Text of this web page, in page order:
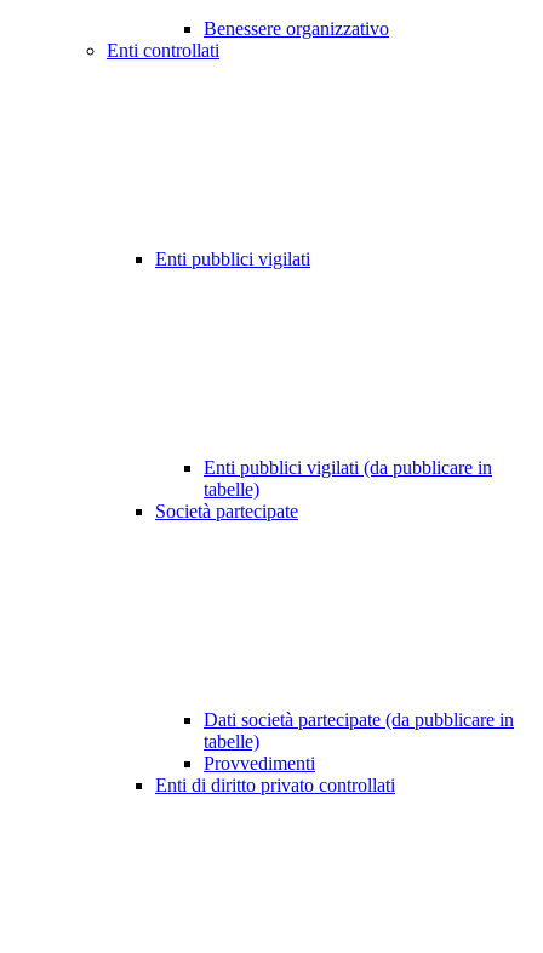
Benessere organizzativo
Enti controllati
Enti pubblici vigilati
Enti pubblici vigilati (da pubblicare in
tabelle)
Società partecipate
Dati società partecipate (da pubblicare in
tabelle)
Provvedimenti
Enti di diritto privato controllati